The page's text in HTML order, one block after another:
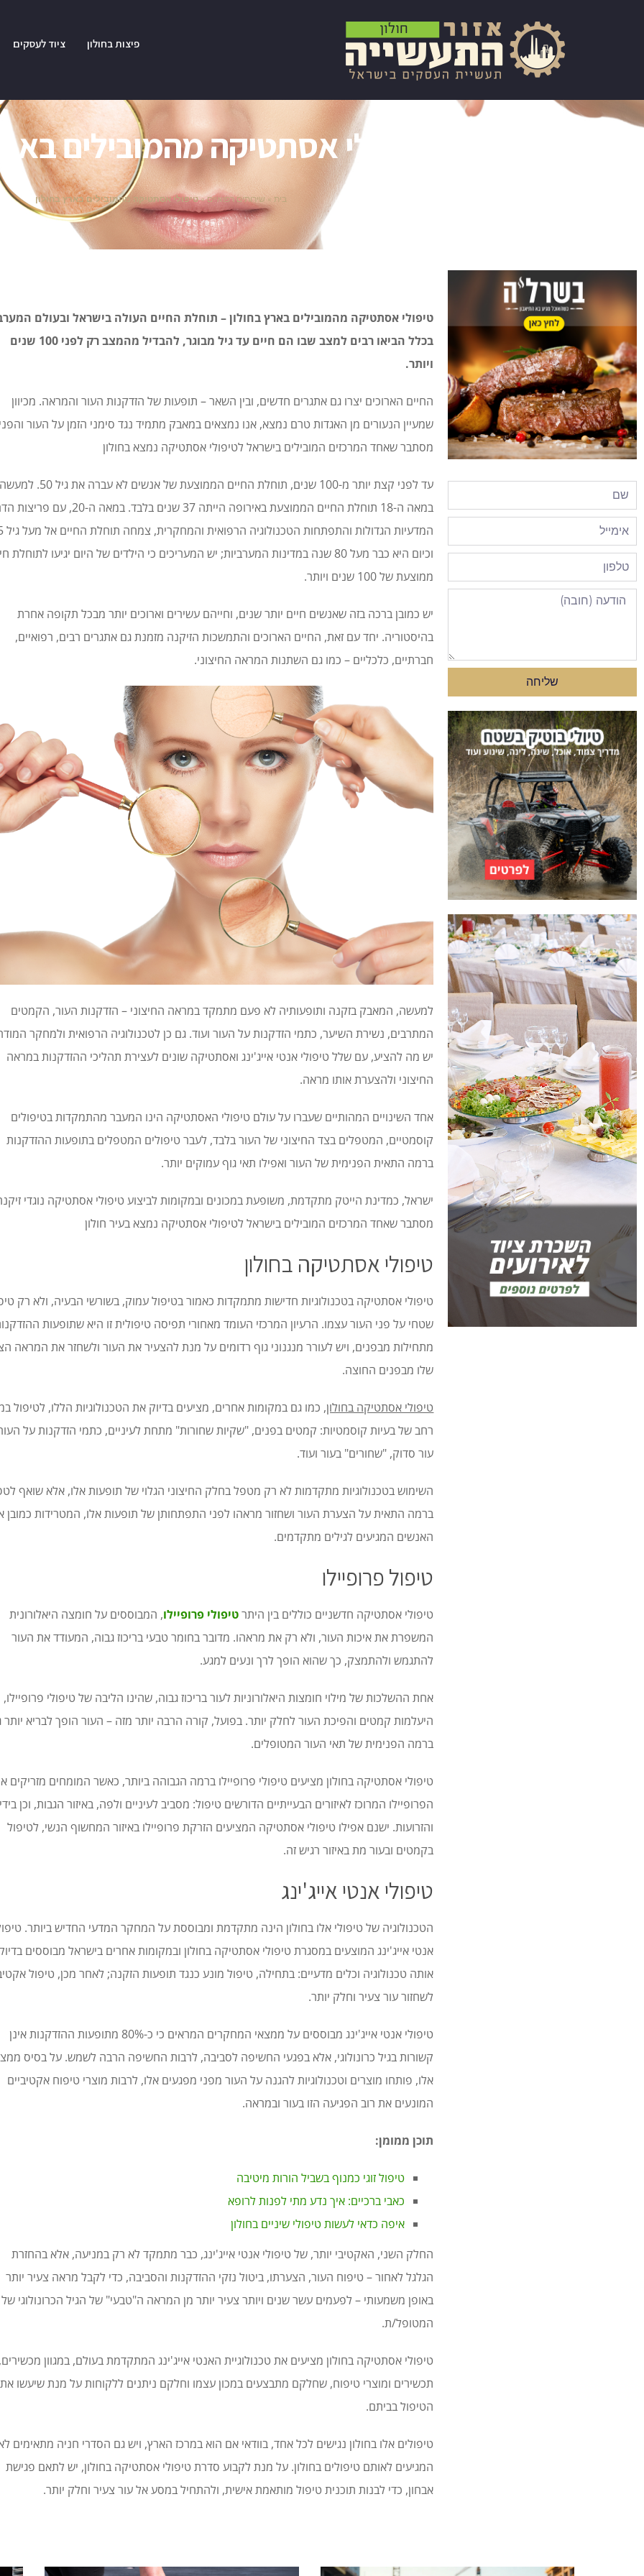
פיצות בחולון ציוד לעסקים
טיפולי אסתטיקה מהמובילים
בית » שירותים רפואיים»טיפולי אסתטיקה מהמובילים בארץ בחולון
שליחה
טיפולי אסתטיקה מהמובילים בארץ בחולון – תוחלת החיים העולה בישראל ובעולם
בכלל הביאו רבים למצב שבו הם חיים עד גיל מבוגר, להבדיל מהמצב רק לפני 100 שנים
ויותר.
החיים הארוכים יצרו גם אתגרים חדשים, ובין השאר – תופעות של הזדקנות העור והמראה. מכיוון
שמעיין הנעורים מן האגדות טרם נמצא, אנו נמצאים במאבק מתמיד נגד סימני הזמן על העור
מסתבר שאחד המרכזים המובילים בישראל לטיפולי אסתטיקה נמצא בחולון
עד לפני קצת יותר מ-100 שנים, תוחלת החיים הממוצעת של אנשים לא עברה את
במאה ה-18 תוחלת החיים הממוצעת באירופה הייתה 37 שנים בלבד. במאה ה-20,
וכיום היא כבר מעל 80 שנה במדינות המערביות; יש המעריכים כי הילדים של היום יגיעו לתוחלת
ממוצעת של 100 שנים ויותר.
יש כמובן ברכה בזה שאנשים חיים יותר שנים, וחייהם עשירים וארוכים יותר מבכל תקופה אחרת
בהיסטוריה. יחד עם זאת, החיים הארוכים והתמשכות הזיקנה מזמנת גם אתגרים רבים, רפואיים,
חברתיים, כלכליים – כמו גם השתנות המראה החיצוני.
למעשה, המאבק בזקנה ותופעותיה לא פעם מתמקד במראה החיצוני – הזדקנות העור, הקמטים
המתרבים, נשירת השיער, כתמי הזדקנות על העור ועוד. גם כן לטכנולוגיה הרפואית ולמחקר
יש מה להציע, עם שלל טיפולי אנטי אייג'ינג ואסתטיקה שונים לעצירת תהליכי ההזדקנות במראה
החיצוני ולהצערת אותו מראה.
אחד השינויים המהותיים שעברו על עולם טיפולי האסתטיקה הינו המעבר מהתמקדות בטיפולים
קוסמטיים, המטפלים בצד החיצוני של העור בלבד, לעבר טיפולים המטפלים בתופעות ההזדקנות
ברמה התאית הפנימית של העור ואפילו תאי גוף עמוקים יותר.
ישראל, כמדינת הייטק מתקדמת, משופעת במכונים ובמקומות לביצוע טיפולי אסתטיקה נוגדי
מסתבר שאחד המרכזים המובילים בישראל לטיפולי אסתטיקה נמצא בעיר חולון
טיפולי אסתטיקה בחולון
טיפולי אסתטיקה בטכנולוגיות חדישות מתמקדות כאמור בטיפול עמוק, בשורשי הבעיה, ולא רק
שטחי על פני העור עצמו. הרעיון המרכזי העומד מאחורי תפיסה טיפולית זו היא שתופעות
מתחילות מבפנים, ויש לעורר מנגנוני גוף רדומים על מנת להצעיר את העור ולשחזר את המראה
שלו מבפנים החוצה.
טיפולי אסתטיקה בחולון, כמו גם במקומות אחרים, מציעים בדיוק את הטכנולוגיות הללו, לטיפול
רחב של בעיות קוסמטיות: קמטים בפנים, "שקיות שחורות" מתחת לעיניים, כתמי הזדקנות על
עור סדוק, "שחורים" בעור ועוד.
השימוש בטכנולוגיות מתקדמות לא רק מטפל בחלק החיצוני הגלוי של תופעות אלו, אלא שואף
ברמה התאית על הצערת העור ושחזור מראהו לפני התפתחותן של תופעות אלו, המטרידות כמובן
האנשים המגיעים לגילים מתקדמים.
טיפול פרופיילו
טיפולי אסתטיקה חדשניים כוללים בין היתרטיפולי פרופיילו, המבוססים על חומצה היאלורונית
המשפרת את איכות העור, ולא רק את מראהו. מדובר בחומר טבעי בריכוז גבוה, המעודד את העור
להתגמש ולהתמצק, כך שהוא הופך לרך ונעים למגע.
אחת ההשלכות של מילוי חומצות היאלורוניות לעור בריכוז גבוה, שהינו הליבה של טיפולי פרופיילו,
היעלמות קמטים והפיכת העור לחלק יותר. בפועל, קורה הרבה יותר מזה – העור הופך לבריא יותר
ברמה הפנימית של תאי העור המטופלים.
טיפולי אסתטיקה בחולון מציעים טיפולי פרופיילו ברמה הגבוהה ביותר, כאשר המומחים מזריקים
הפרופיילו המרוכז לאיזורים הבעייתיים הדורשים טיפול: מסביב לעיניים ולפה, באיזור הגבות, וכן
והזרועות. ישנם אפילו טיפולי אסתטיקה המציעים הזרקת פרופיילו באיזור המחשוף הנשי, לטיפול
בקמטים ובעור מת באיזור רגיש זה.
טיפולי אנטי אייג'ינג
הטכנולוגיה של טיפולי אלו בחולון הינה מתקדמת ומבוססת על המחקר המדעי החדיש ביותר.
אנטי אייג'ינג המוצעים במסגרת טיפולי אסתטיקה בחולון ובמקומות אחרים בישראל מבוססים
אותה טכנולוגיה וכלים מדעיים: בתחילה, טיפול מונע כנגד תופעות הזקנה; לאחר מכן, טיפול
לשחזור עור צעיר וחלק יותר.
טיפולי אנטי אייג'ינג מבוססים על ממצאי המחקרים המראים כי כ-80% מתופעות ההזדקנות אינן
קשורות בגיל כרונולוגי, אלא בפגעי החשיפה לסביבה, לרבות החשיפה הרבה לשמש. על בסיס
אלו, פותחו מוצרים וטכנולוגיות להגנה על העור מפני מפגעים אלו, לרבות מוצרי טיפוח אקטיביים
המונעים את רוב הפגיעה הזו בעור ובמראה.
תוכן ממומן:
טיפול זוגי כמנוף בשביל הורות מיטיבה
כאבי ברכיים: איך נדע מתי לפנות לרופא
איפה כדאי לעשות טיפולי שיניים בחולון
החלק השני, האקטיבי יותר, של טיפולי אנטי אייג'ינג, כבר מתמקד לא רק במניעה, אלא בהחזרת
הגלגל לאחור – טיפוח העור, הצערתו, ביטול נזקי ההזדקנות והסביבה, כדי לקבל מראה צעיר יותר
באופן משמעותי – לפעמים עשר שנים ויותר צעיר יותר מן המראה ה"טבעי" של הגיל הכרונולוגי של
המטופל/ת.
טיפולי אסתטיקה בחולון מציעים את טכנולוגיית האנטי אייג'ינג המתקדמת בעולם, במגוון
תכשירים ומוצרי טיפוח, שחלקם מתבצעים במכון עצמו וחלקם ניתנים ללקוחות על מנת שיעשו את
הטיפול בביתם.
טיפולים אלו בחולון נגישים לכל אחד, בוודאי אם הוא במרכז הארץ, ויש גם הסדרי חניה מתאימים
המגיעים לאותם טיפולים בחולון. על מנת לקבוע סדרת טיפולי אסתטיקה בחולון, יש לתאם פגישת
אבחון, כדי לבנות תוכנית טיפול מותאמת אישית, ולהתחיל במסע אל עור צעיר וחלק יותר.